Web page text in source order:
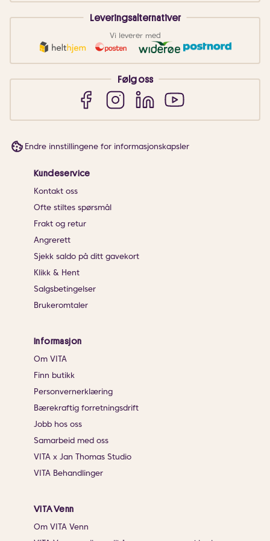
Leveringsalternativer
Vi leverer med
Følg oss
Endre innstillingene for informasjonskapsler
Kundeservice
Kontakt oss
Ofte stiltes spørsmål
Frakt og retur
Angrerett
Sjekk saldo på ditt gavekort
Klikk & Hent
Salgsbetingelser
Brukeromtaler
Informasjon
Om VITA
Finn butikk
Personvernerklæring
Bærekraftig forretningsdrift
Jobb hos oss
Samarbeid med oss
VITA x Jan Thomas Studio
VITA Behandlinger
VITA Venn
Om VITA Venn